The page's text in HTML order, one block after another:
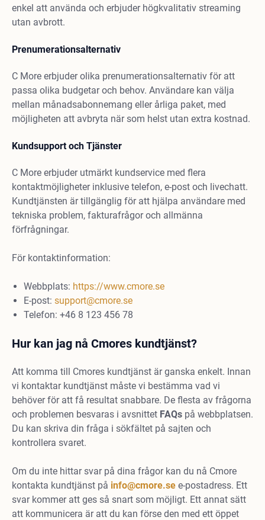
enkel att använda och erbjuder högkvalitativ streaming
utan avbrott.
Prenumerationsalternativ
C More erbjuder olika prenumerationsalternativ för att
passa olika budgetar och behov. Användare kan välja
mellan månadsabonnemang eller årliga paket, med
möjligheten att avbryta när som helst utan extra kostnad.
Kundsupport och Tjänster
C More erbjuder utmärkt kundservice med flera
kontaktmöjligheter inklusive telefon, e-post och livechatt.
Kundtjänsten är tillgänglig för att hjälpa användare med
tekniska problem, fakturafrågor och allmänna
förfrågningar.
För kontaktinformation:
Webbplats: https://www.cmore.se
E-post: support@cmore.se
Telefon: +46 8 123 456 78
Hur kan jag nå Cmores kundtjänst?
Att komma till Cmores kundtjänst är ganska enkelt. Innan
vi kontaktar kundtjänst måste vi bestämma vad vi
behöver för att få resultat snabbare. De flesta av frågorna
och problemen besvaras i avsnittet FAQs på webbplatsen.
Du kan skriva din fråga i sökfältet på sajten och
kontrollera svaret.
Om du inte hittar svar på dina frågor kan du nå Cmore
kontakta kundtjänst på info@cmore.se e-postadress. Ett
svar kommer att ges så snart som möjligt. Ett annat sätt
att kommunicera är att du kan förse den med ett öppet